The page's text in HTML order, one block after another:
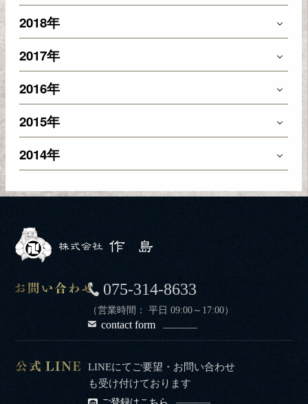
2018年
2017年
2016年
2015年
2014年
075-314-8633
（営業時間： 平日 09:00～17:00）
contact form
LINEにてご要望・お問い合わせ
も受け付けております